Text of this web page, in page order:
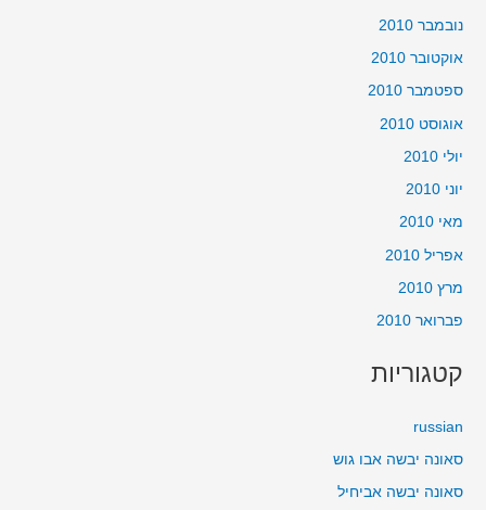
נובמבר 2010
אוקטובר 2010
ספטמבר 2010
אוגוסט 2010
יולי 2010
יוני 2010
מאי 2010
אפריל 2010
מרץ 2010
פברואר 2010
קטגוריות
russian
סאונה יבשה אבו גוש
סאונה יבשה אביחיל